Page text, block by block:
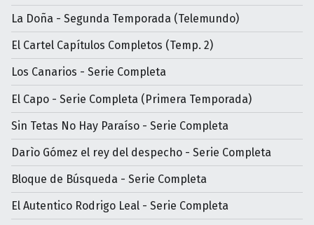
La Doña - Segunda Temporada (Telemundo)
El Cartel Capítulos Completos (Temp. 2)
Los Canarios - Serie Completa
El Capo - Serie Completa (Primera Temporada)
Sin Tetas No Hay Paraíso - Serie Completa
Darìo Gómez el rey del despecho - Serie Completa
Bloque de Búsqueda - Serie Completa
El Autentico Rodrigo Leal - Serie Completa